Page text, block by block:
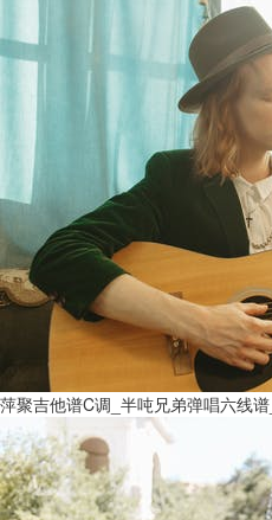
萍聚吉他谱C调_半吨兄弟弹唱六线